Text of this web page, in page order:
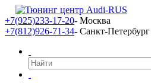
+7(925)233-17-20- Москва
+7(812)926-71-34- Санкт-Петербург